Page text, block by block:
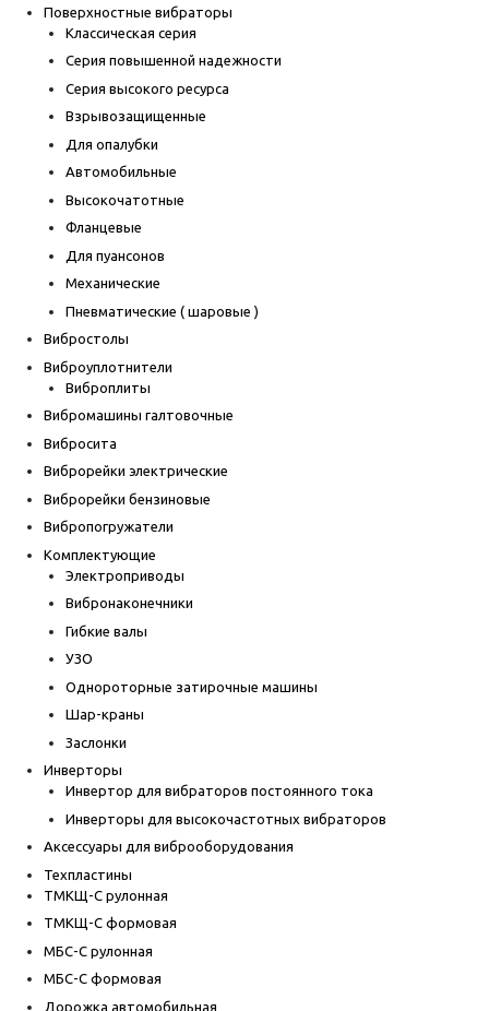
Поверхностные вибраторы
Классическая серия
Серия повышенной надежности
Серия высокого ресурса
Взрывозащищенные
Для опалубки
Автомобильные
Высокочатотные
Фланцевые
Для пуансонов
Механические
Пневматические ( шаровые )
Вибростолы
Виброуплотнители
Виброплиты
Вибромашины галтовочные
Вибросита
Виброрейки электрические
Виброрейки бензиновые
Вибропогружатели
Комплектующие
Электроприводы
Вибронаконечники
Гибкие валы
УЗО
Однороторные затирочные машины
Шар-краны
Заслонки
Инверторы
Инвертор для вибраторов постоянного тока
Инверторы для высокочастотных вибраторов
Аксессуары для виброоборудования
Техпластины
ТМКЩ-С рулонная
ТМКЩ-С формовая
МБС-С рулонная
МБС-С формовая
Дорожка автомобильная